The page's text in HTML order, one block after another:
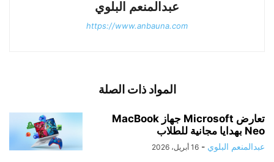
عبدالمنعم البلوي
https://www.anbauna.com
المواد ذات الصلة
تعارض Microsoft جهاز MacBook
Neo بهدايا مجانية للطلاب
عبدالمنعم البلوي - 16 أبريل، 2026